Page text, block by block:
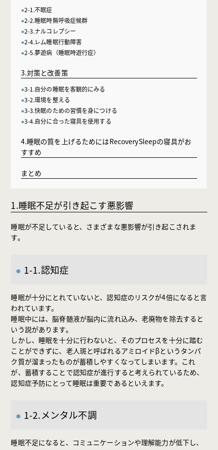
2-1.不眠症
2-2.睡眠時無呼吸症候群
2-3.ナルコレプシー
2-4.レム睡眠行動障害
2-5.夢遊病（睡眠時遊行症）
3.対策と改善策
3-1.自分の睡眠を客観的にみる
3-2.環境を整える
3-3.快眠のための習慣を身につける
3-4.自分に合った寝具を使用する
4.睡眠の質を上げるためにはRecoverySleepの寝具がお
すすめ
まとめ
1.睡眠不足が引き起こす悪影響
睡眠が不足していると、さまざまな悪影響が引き起こされま
す。
1-1.認知症
睡眠が十分にとれていないと、認知症のリスクが4倍になると言
われています。
睡眠中には、脳脊髄液が脳内に流れ込み、老廃物を除去すると
いう説があります。
しかし、睡眠を十分に行わないと、そのプロセスを十分に踏む
ことができずに、老人斑と呼ばれるアミロイドβというタンパ
ク質が溜まったものが蓄積しやすくなってしまいます。これ
が、蓄積することで認知症が進行すると考えられているため、
認知症予防にとって睡眠は重要であるといえます。
1-2.メンタル不調
睡眠不足になると、コミュニケーションや理解能力が低下し、